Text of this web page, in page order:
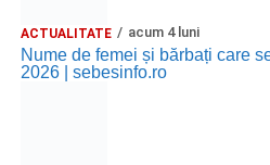
ACTUALITATE acum 4 luni
Nume de femei și bărbați care
2026 | sebesinfo.ro